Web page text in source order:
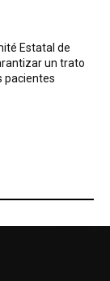
Estatal de
un trato
pacientes